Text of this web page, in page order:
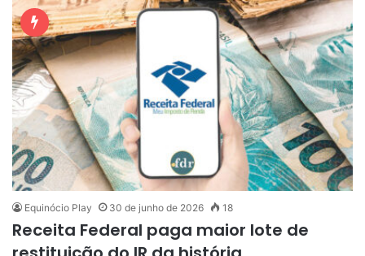
Equinócio Play 30 de junho de 2026 18
Receita Federal paga maior lote de